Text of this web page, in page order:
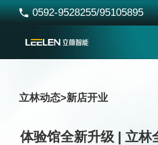
 0592-9528255/95105895
立林动态>新店开业
体验馆全新升级 | 立林